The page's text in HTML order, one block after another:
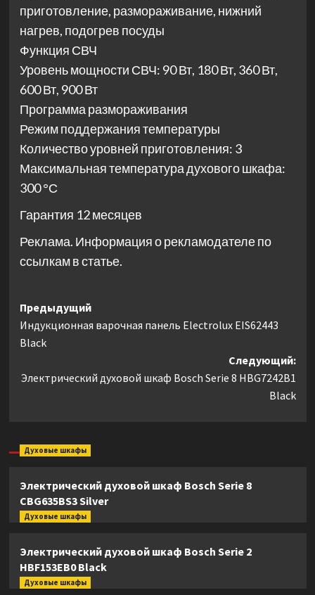
приготовление, размораживание, нижний
нагрев, подогрев посуды
Функция СВЧ
Уровень мощности СВЧ: 90 Вт, 180 Вт, 360 Вт,
600 Вт, 900 Вт
Программа размораживания
Режим поддержания температуры
Количество уровней приготовления: 3
Максимальная температура духового шкафа:
300 °С
Гарантия 12 месяцев
Реклама. Информация о рекламодателе по
ссылкам в статье.
Навигация
записи
Предыдущий
Индукционная варочная панель Electrolux EIS62443
Black
Следующий:
Электрический духовой шкаф Bosch Serie 8 HBG7242B1
Black
Духовые шкафы
Электрический духовой шкаф Bosch Serie 8
CBG635BS3 Silver
Духовые шкафы
Электрический духовой шкаф Bosch Serie 2
HBF153EB0 Black
Духовые шкафы